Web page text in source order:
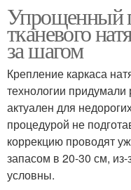
Упрощенный
тканевого
за шагом
Крепление каркаса
технологии
актуален для
процедурой не
коррекцию проводят
запасом в 20-30 см,
условны.